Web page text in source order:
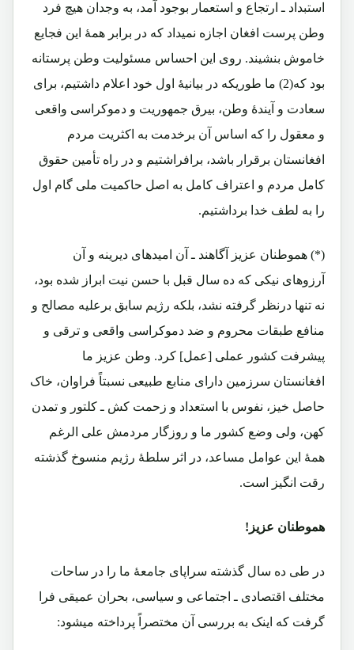
استبداد ـ ارتجاع و استعمار بوجود آمد، به وجدان هیچ فرد
وطن پرست افغان اجازه نمیداد که در برابر همۀ این فجایع
خاموش بنشیند. روی این احساس مسئولیت وطن پرستانه
بود که(2)
ما طوریکه در بیانیۀ اول خود اعلام داشتیم، برای
سعادت و آیندۀ وطن، بیرق جمهوریت و دموکراسی واقعی
و معقول را که اساس آن برخدمت به اکثریت مردم
افغانستان برقرار باشد، برافراشتیم و در راه تأمین حقوق
کامل مردم و اعتراف کامل به اصل حاکمیت ملی گام اول
را به لطف خدا برداشتیم.
(*) هموطنان عزیز آگاهند ـ آن امیدهای دیرینه و آن
آرزوهای نیکی که ده سال قبل با حسن نیت ابراز شده بود،
نه تنها درنظر گرفته نشد، بلکه رژیم سابق برعلیه مصالح و
منافع طبقات محروم و ضد دموکراسی واقعی و ترقی و
پیشرفت کشور عملی [عمل] کرد. وطن عزیز ما
افغانستان سرزمین دارای منابع طبیعی نسبتاً فراوان، خاک
حاصل خیز، نفوس با استعداد و زحمت کش ـ کلتور و تمدن
کهن، ولی وضع کشور ما و روزگار مردمش علی الرغم
همۀ این عوامل مساعد، در اثر سلطۀ رژیم منسوخ گذشته
رقت انگیز است.
هموطنان عزیز!
در طی ده سال گذشته سراپای جامعۀ ما را در ساحات
مختلف اقتصادی ـ اجتماعی و سیاسی، بحران عمیقی فرا
گرفت که اینک به بررسی آن مختصراً پرداخته میشود: